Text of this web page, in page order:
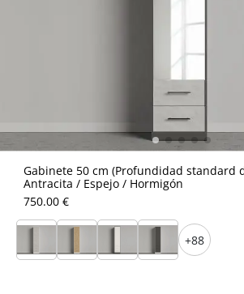
Gabinete 50 cm (Profundidad standard
Antracita / Espejo / Hormigón
750.00 €
+88